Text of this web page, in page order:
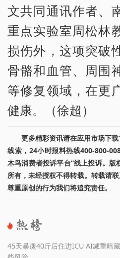
文共同通讯作者、
重点实验室周松林
损伤外，这项突破
骨骼和血管、周围
等修复领域，在更
健康。（徐超）
更多精彩资讯请在应用市场下
线索，24小时报料热线400-800-
木鸟消费者投诉平台”线上投诉。
所有，未经授权不得转载。转载请
尊重原创的行为我们将追究责任。
45天暴瘦40斤后住进ICU AI减重暗